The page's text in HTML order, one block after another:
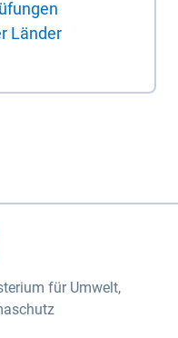
Länder
für Umwelt,